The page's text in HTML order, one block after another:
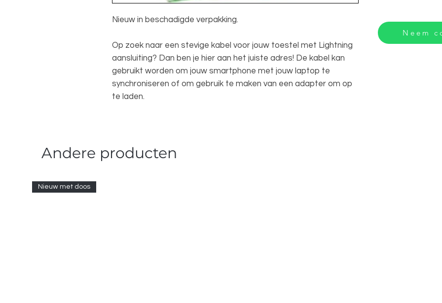
Nieuw in beschadigde verpakking.
Op zoek naar een stevige kabel voor jouw toestel met Lightning
aansluiting? Dan ben je hier aan het juiste adres! De kabel kan
gebruikt worden om jouw smartphone met jouw laptop te
synchroniseren of om gebruik te maken van een adapter om op
te laden.
Neem
Andere producten
Nieuw met doos